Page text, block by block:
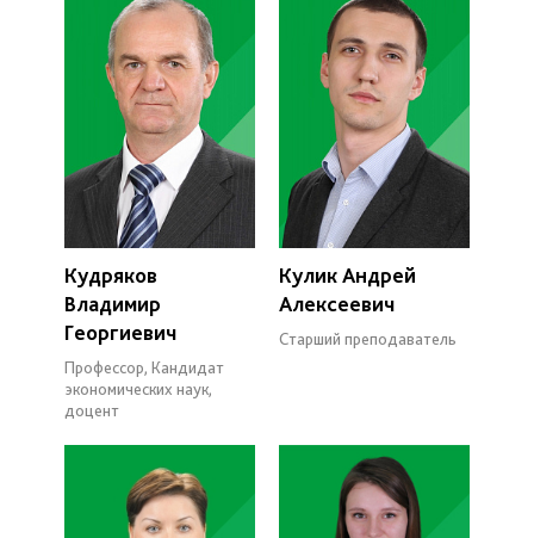
Кудряков
Владимир
Георгиевич
Профессор, Кандидат
экономических наук,
доцент
Кулик Андрей
Алексеевич
Старший преподаватель